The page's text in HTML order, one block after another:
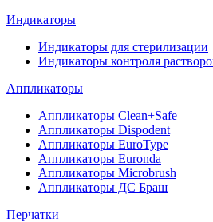
Индикаторы
Индикаторы для стерилизации
Индикаторы контроля
Аппликаторы
Аппликаторы Clean+Safe
Аппликаторы Dispodent
Аппликаторы EuroType
Аппликаторы Euronda
Аппликаторы Microbrush
Аппликаторы ДС Браш
Перчатки